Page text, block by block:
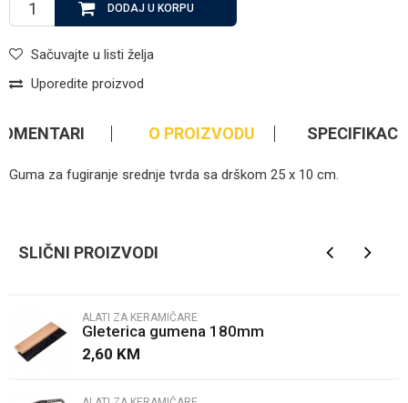
DODAJ U KORPU
Sačuvajte u listi želja
Uporedite proizvod
O PROIZVODU
Guma za fugiranje srednje tvrda sa drškom 25 x 10 cm.
Poruka
SLIČNI PROIZVODI
ALATI ZA KERAMIČARE
Gleterica gumena 180mm
2,60 KM